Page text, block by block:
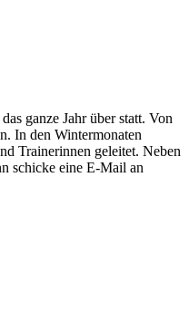
ganze Jahr über statt. Von
In den Wintermonaten
Trainerinnen geleitet. Neben
schicke eine E-Mail an